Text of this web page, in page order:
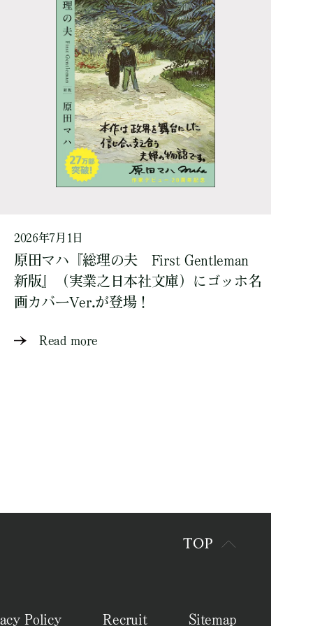
2026年7月1日
原田マハ『総理の夫 First Gentleman
新版』（実業之日本社文庫）にゴッホ名
画カバーVer.が登場！
Read more
Policy Recruit Sitemap